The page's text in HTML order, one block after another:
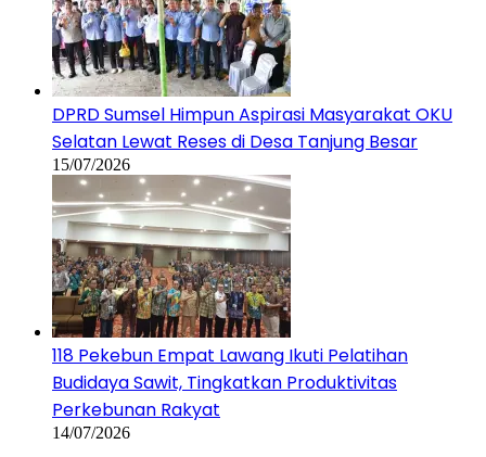
DPRD Sumsel Himpun Aspirasi Masyarakat OKU
Selatan Lewat Reses di Desa Tanjung Besar
15/07/2026
118 Pekebun Empat Lawang Ikuti Pelatihan
Budidaya Sawit, Tingkatkan Produktivitas
Perkebunan Rakyat
14/07/2026